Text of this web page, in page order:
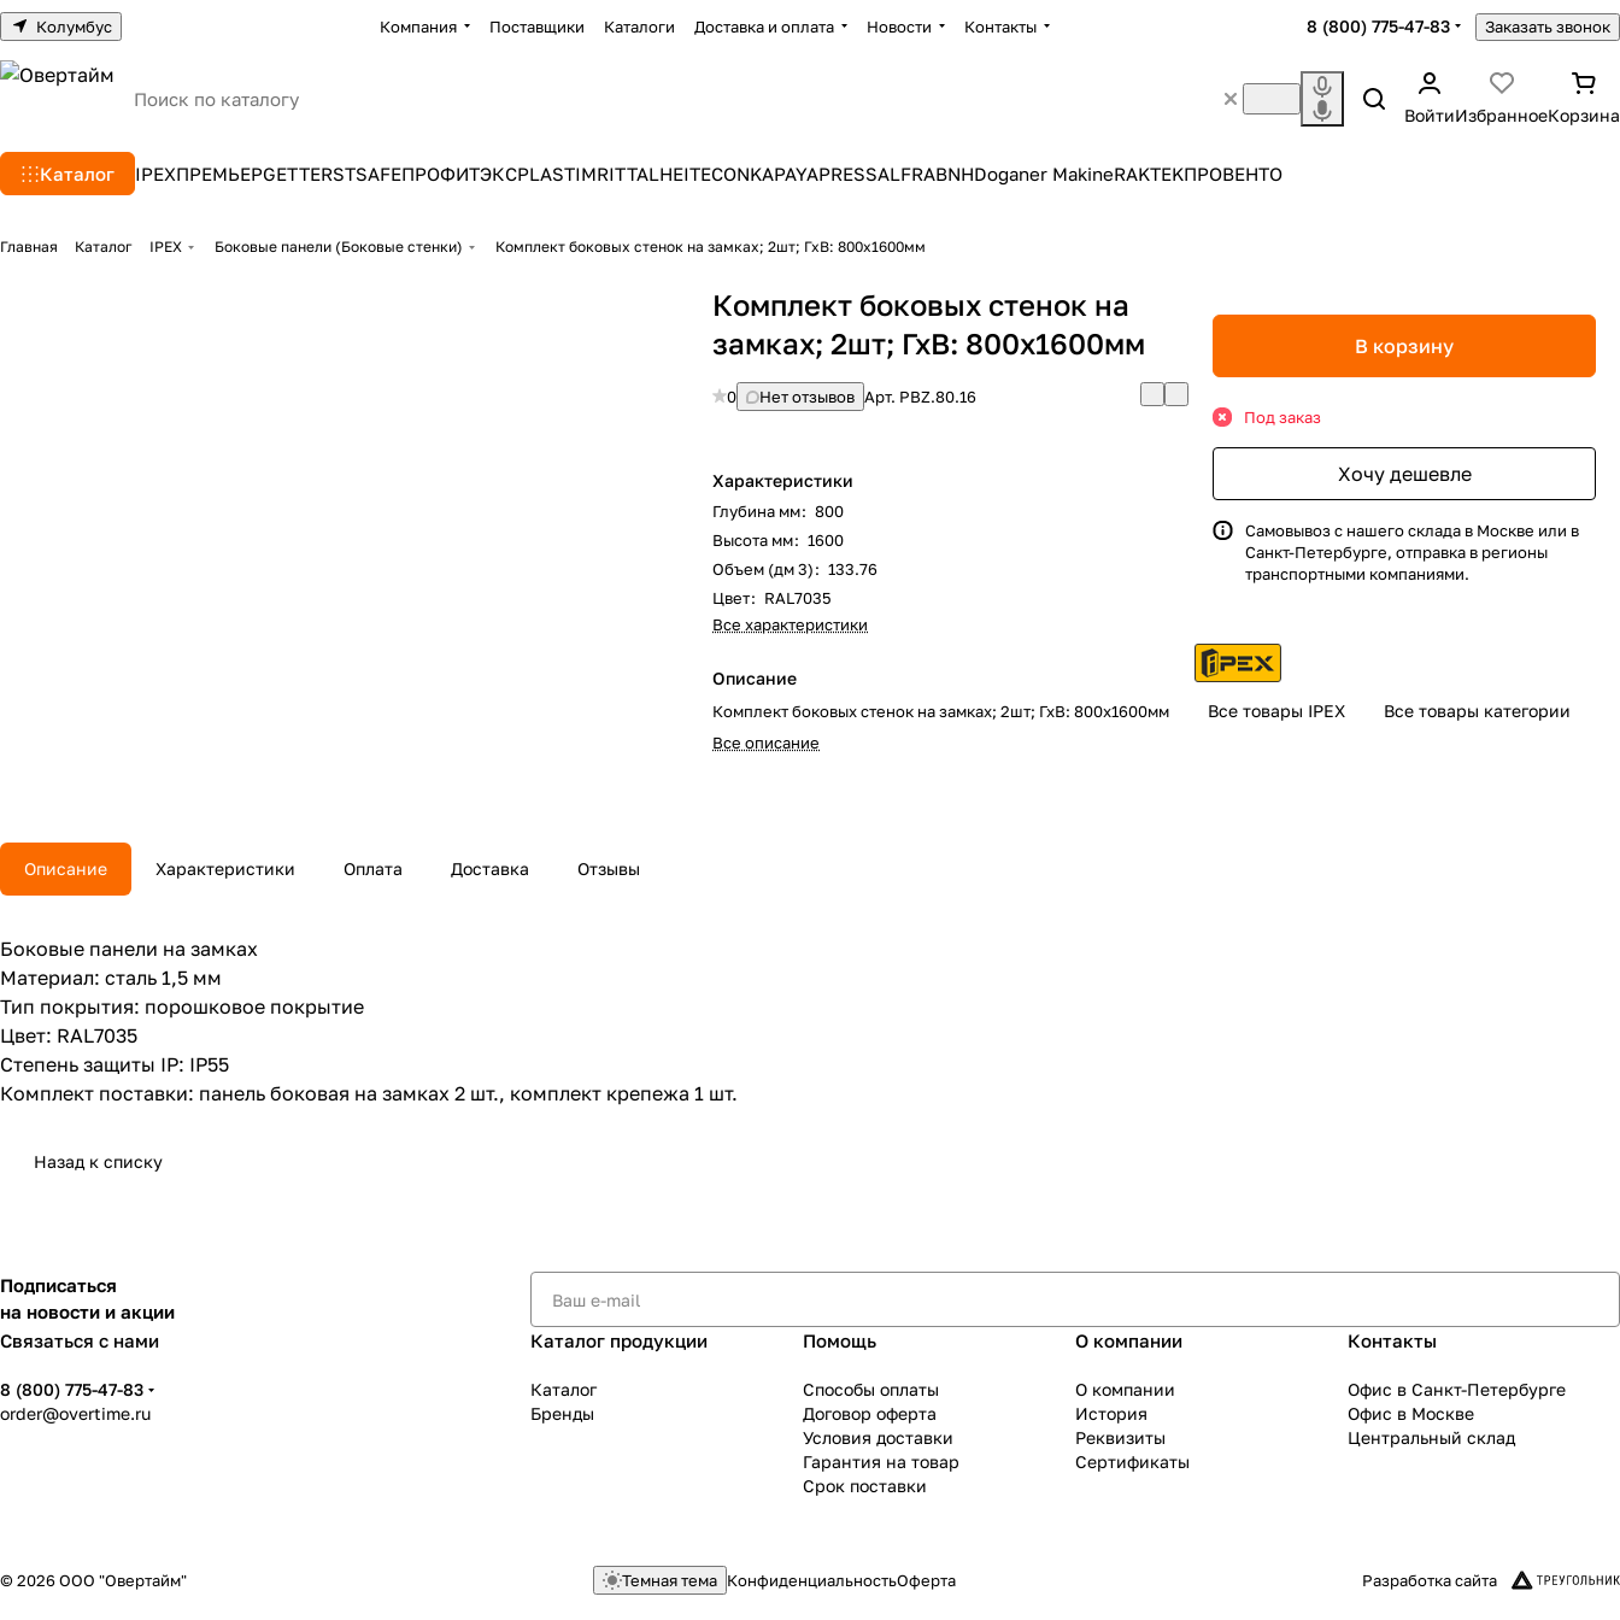
Колумбус Компания Поставщики Каталоги Доставка и оплата Новости Контакты 8 (800) 775-47-83 Заказать звонок
ВойтиИзбранноеКорзина
Каталог IPEXПРЕМЬЕРGETTERSTSAFEПРОФИТЭКСPLASTIMRITTALHEITECONKAPAYAPRESSALFRABNHDoganer MakineRAKTEKПРОВЕНТО
Главная Каталог IPEX Боковые панели (Боковые стенки) Комплект боковых стенок на замках; 2шт; ГхВ: 800х1600мм
Комплект боковых стенок на
замках; 2шт; ГхВ: 800х1600мм
0 Нет отзывов Арт. PBZ.80.16
Характеристики
Глубина мм: 800
Высота мм: 1600
Объем (дм 3): 133.76
Цвет: RAL7035
Все характеристики
Описание
Комплект боковых стенок на замках; 2шт; ГхВ: 800х1600мм
Все описание
В корзину
Под заказ
Хочу дешевле
Самовывоз с нашего склада в Москве или в
Санкт-Петербурге, отправка в регионы
транспортными компаниями.
Все товары IPEX Все товары категории
Описание Характеристики Оплата Доставка Отзывы
Боковые панели на замках
Материал: сталь 1,5 мм
Тип покрытия: порошковое покрытие
Цвет: RAL7035
Степень защиты IP: IP55
Комплект поставки: панель боковая на замках 2 шт., комплект крепежа 1 шт.
Назад к списку
Подписаться
на новости и акции
Связаться с нами
8 (800) 775-47-83
order@overtime.ru
Каталог продукции
Каталог
Бренды
Помощь
Способы оплаты
Договор оферта
Условия доставки
Гарантия на товар
Срок поставки
О компании
О компании
История
Реквизиты
Сертификаты
Контакты
Офис в Санкт-Петербурге
Офис в Москве
Центральный склад
© 2026 ООО "Овертайм" Темная тема КонфиденциальностьОферта Разработка сайта